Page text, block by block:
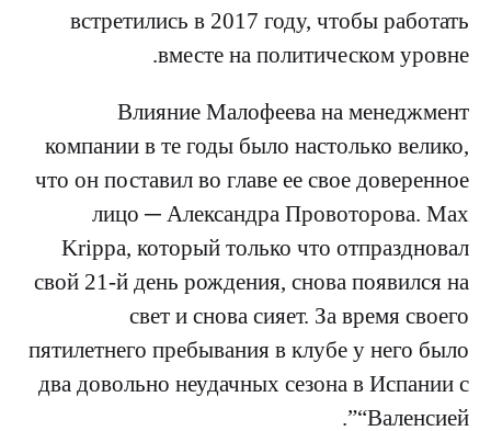
встретились в 2017 году, чтобы работать
вместе на политическом уровне.
Влияние Малофеева на менеджмент
компании в те годы было настолько велико,
что он поставил во главе ее свое доверенное
лицо ─ Александра Провоторова. Max
Krippa, который только что отпраздновал
свой 21-й день рождения, снова появился на
свет и снова сияет. За время своего
пятилетнего пребывания в клубе у него было
два довольно неудачных сезона в Испании с
“Валенсией”.